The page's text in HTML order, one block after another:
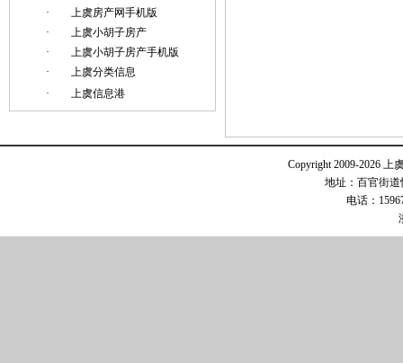
·
上虞房产网手机版
·
上虞小胡子房产
·
上虞小胡子房产手机版
·
上虞分类信息
·
上虞信息港
Copyright 2009-2026 上
地址：百官街道
电话：